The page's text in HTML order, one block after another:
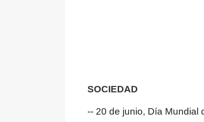
SOCIEDAD
-- 20 de junio, Día Mundial